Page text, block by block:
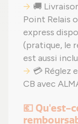
🚚
Point Relais
express
(pratique, le
est aussi
💳 Réglez
CB avec
💶 Qu'est-